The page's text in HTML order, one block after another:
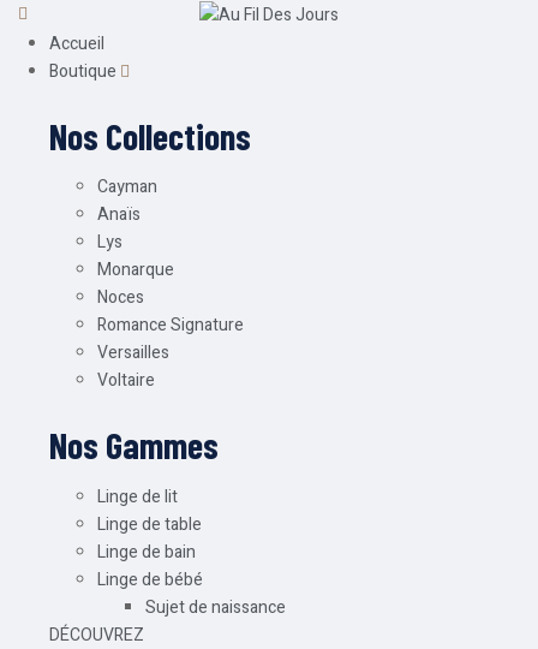
Accueil
Boutique
Nos Collections
Cayman
Anaïs
Lys
Monarque
Noces
Romance Signature
Versailles
Voltaire
Nos Gammes
Linge de lit
Linge de table
Linge de bain
Linge de bébé
Sujet de naissance
DÉCOUVREZ